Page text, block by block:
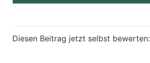
Diesen Beitrag jetzt selbst bewerten: